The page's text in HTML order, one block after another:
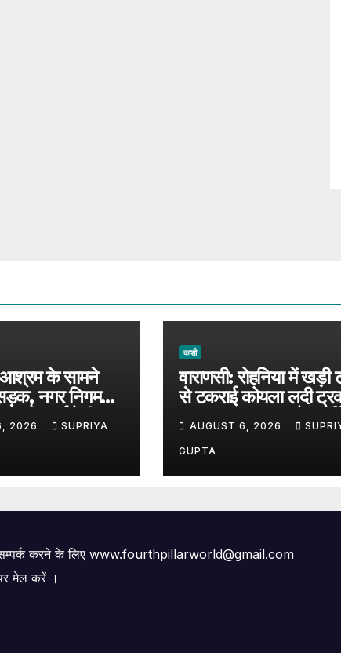
आश्रम के सामने
नगर निगम
की कार्यशैली पर
दिन पहले हुई थी
2026 SUPRIYA
काशी
वाराणसी: रोहनिया में
से टकराई कोयला लदी
बड़ा हादसा टला; अवैध
पर उठे सवाल
AUGUST 6, 2026
GUPTA
करने के लिए www.fourthpillarworld@gmail.com
मेल करें ।